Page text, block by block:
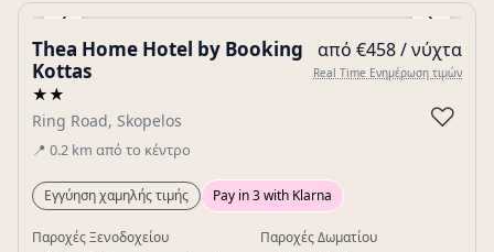
‹ ›
Gallery
Thea Home Hotel by Booking
Kottas
★★
Ring Road, Skopelos
📍 0.2 km από το κέντρο
από €458 / νύχτα
Real Time Ενημέρωση τιμών
♡
Εγγύηση χαμηλής τιμής Pay in 3 with Klarna
Παροχές Ξενοδοχείου
Παροχές Δωματίου